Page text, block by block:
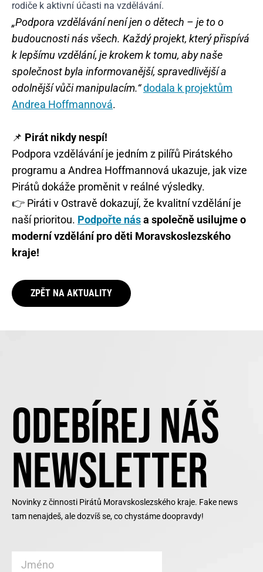
rodiče k aktivní účasti na vzdělávání.
„Podpora vzdělávání není jen o dětech – je to o
budoucnosti nás všech. Každý projekt, který přispívá
k lepšímu vzdělání, je krokem k tomu, aby naše
společnost byla informovanější, spravedlivější a
odolnější vůči manipulacím.“dodala k projektům
Andrea Hoffmannová.
📌 Pirát nikdy nespí!
Podpora vzdělávání je jedním z pilířů Pirátského
programu a Andrea Hoffmannová ukazuje, jak vize
Pirátů dokáže proměnit v reálné výsledky.
👉 Piráti v Ostravě dokazují, že kvalitní vzdělání je
naší prioritou. Podpořte nása společně usilujme o
moderní vzdělání pro děti Moravskoslezského
kraje!
ZPĚT NA AKTUALITY
ODEBÍREJ NÁŠ
NEWSLETTER
Novinky z činnosti Pirátů Moravskoslezského kraje. Fake news
tam nenajdeš, ale dozvíš se, co chystáme doopravdy!